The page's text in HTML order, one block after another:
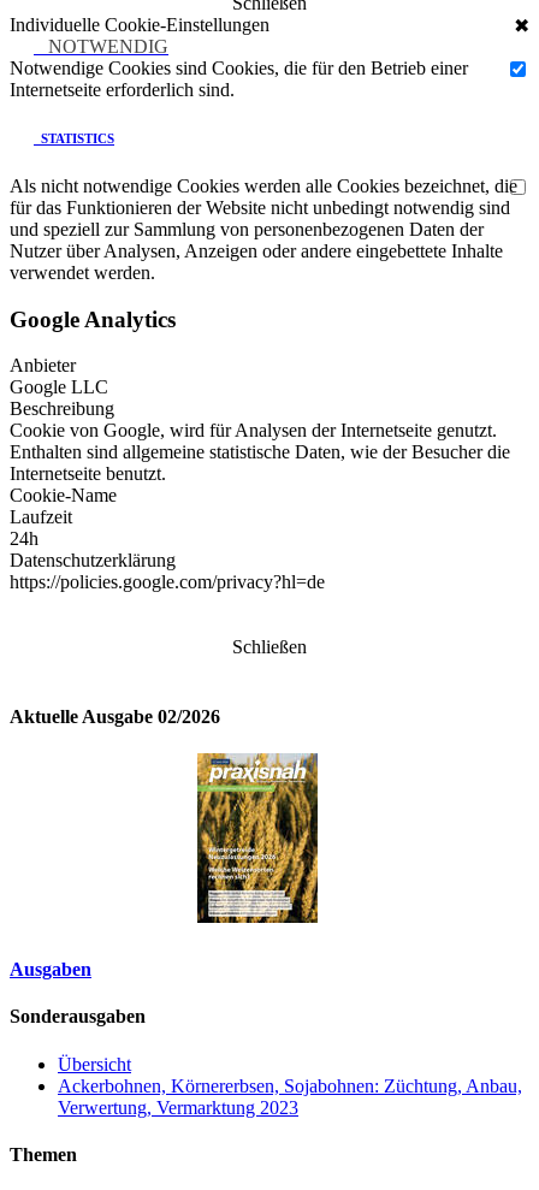
Individuelle Cookie-Einstellungen
✖
NOTWENDIG
Notwendige Cookies sind Cookies, die für den Betrieb einer
Internetseite erforderlich sind.
STATISTICS
Als nicht notwendige Cookies werden alle Cookies bezeichnet, die
für das Funktionieren der Website nicht unbedingt notwendig sind
und speziell zur Sammlung von personenbezogenen Daten der
Nutzer über Analysen, Anzeigen oder andere eingebettete Inhalte
verwendet werden.
Google Analytics
Anbieter
Google LLC
Beschreibung
Cookie von Google, wird für Analysen der Internetseite genutzt.
Enthalten sind allgemeine statistische Daten, wie der Besucher die
Internetseite benutzt.
Cookie-Name
Laufzeit
24h
Datenschutzerklärung
https://policies.google.com/privacy?hl=de
Schließen
Aktuelle Ausgabe 02/2026
Ausgaben
Sonderausgaben
Übersicht
Ackerbohnen, Körnererbsen, Sojabohnen: Züchtung, Anbau,
Verwertung, Vermarktung 2023
Themen